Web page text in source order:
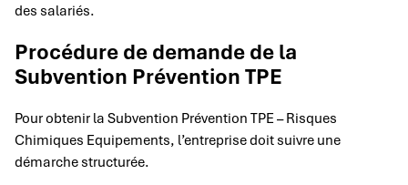
des salariés.
Procédure de demande de la
Subvention Prévention TPE
Pour obtenir la Subvention Prévention TPE – Risques
Chimiques Equipements, l’entreprise doit suivre une
démarche structurée.